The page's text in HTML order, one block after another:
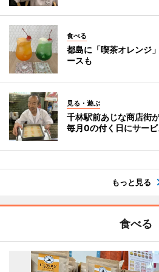
食べる
都島に「喫茶オレンジ
ースも
見る・遊ぶ
千林駅前あじな商店街
毎月0の付く日にサービ
もっと見る
食べる